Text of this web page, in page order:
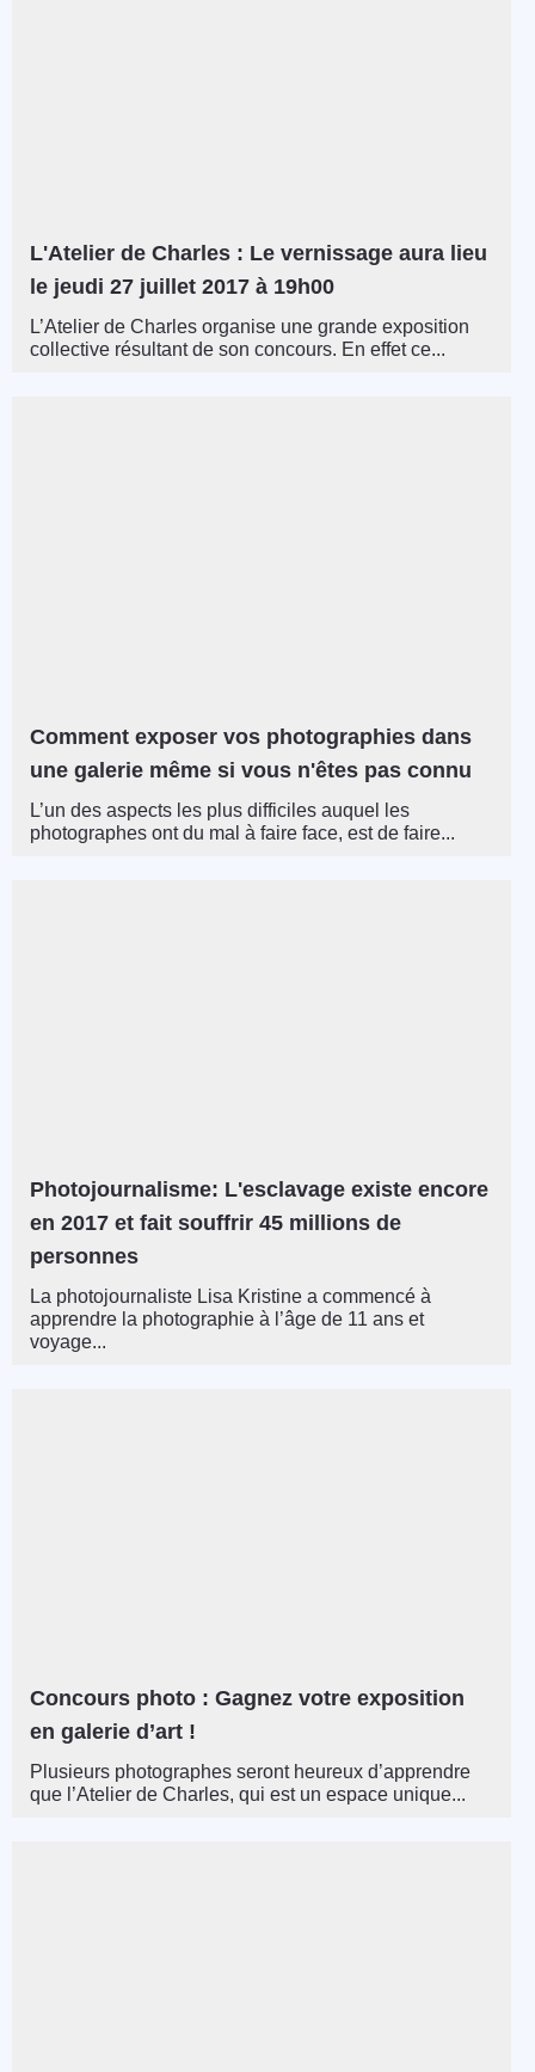
L'Atelier de Charles : Le vernissage aura lieu
le jeudi 27 juillet 2017 à 19h00
L’Atelier de Charles organise une grande exposition
collective résultant de son concours. En effet ce...
Comment exposer vos photographies dans
une galerie même si vous n'êtes pas connu
L’un des aspects les plus difficiles auquel les
photographes ont du mal à faire face, est de faire...
Photojournalisme: L'esclavage existe encore
en 2017 et fait souffrir 45 millions de
personnes
La photojournaliste Lisa Kristine a commencé à
apprendre la photographie à l’âge de 11 ans et
voyage...
Concours photo : Gagnez votre exposition
en galerie d’art !
Plusieurs photographes seront heureux d’apprendre
que l’Atelier de Charles, qui est un espace unique...